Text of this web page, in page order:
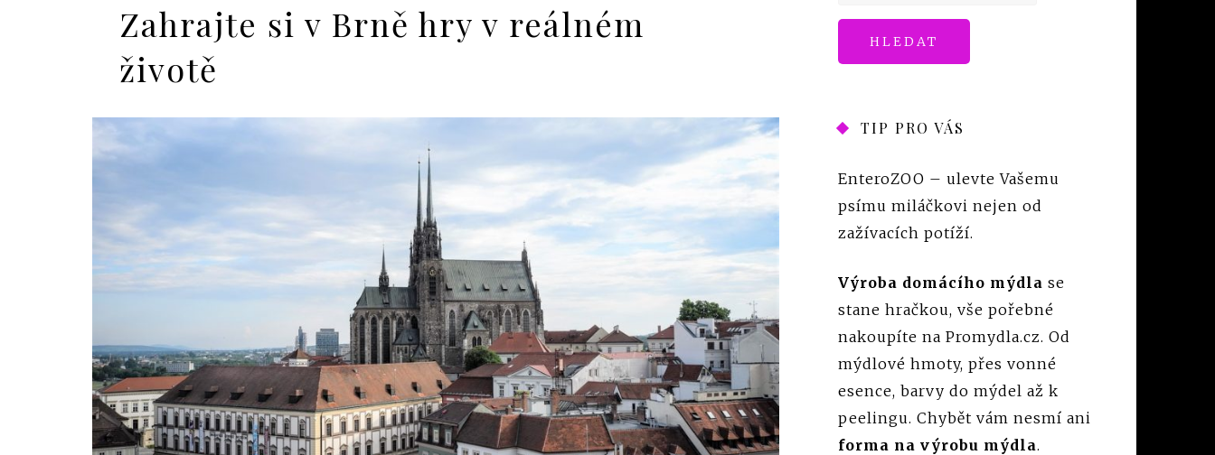
Zahrajte si v Brně hry v reálném
životě
TIP PRO VÁS
EnteroZOO – ulevte Vašemu
psímu miláčkovi nejen od
zažívacích potíží.
Výroba domácího mýdla se
stane hračkou, vše pořebné
nakoupíte na Promydla.cz. Od
mýdlové hmoty, přes vonné
esence, barvy do mýdel až k
peelingu. Chybět vám nesmí ani
forma na výrobu mýdla.